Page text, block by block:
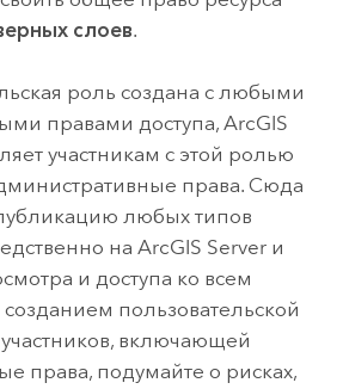
слоев.
роль создана с любыми
правами доступа, ArcGIS
участникам с этой ролью
права. Сюда
любых типов
на ArcGIS Serverи
и доступа ко всем
пользовательской
включающей
права, подумайте о рисках,